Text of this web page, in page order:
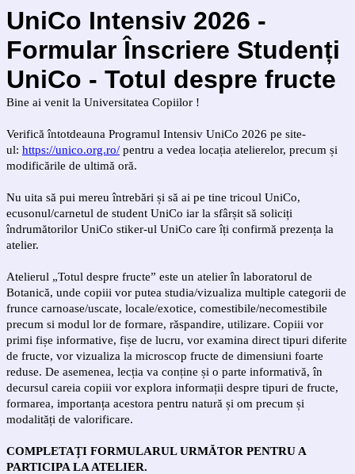
UniCo Intensiv 2026 -
Formular Înscriere Studenți
UniCo - Totul despre fructe
Bine ai venit la Universitatea Copiilor !
Verifică întotdeauna Programul Intensiv UniCo 2026 pe site-
ul: https://unico.org.ro/ pentru a vedea locația atelierelor, precum și
modificările de ultimă oră.
Nu uita să pui mereu întrebări și să ai pe tine tricoul UniCo,
ecusonul/carnetul de student UniCo iar la sfârșit să soliciți
îndrumătorilor UniCo stiker-ul UniCo care îți confirmă prezența la
atelier.
Atelierul „Totul despre fructe” este un atelierîn laboratorul de
Botanică, unde copiii vor putea studia/vizualiza multiple categorii de
frunce carnoase/uscate, locale/exotice, comestibile/necomestibile
precum si modul lor de formare, răspandire, utilizare. Copiii vor
primi fișe informative, fișe de lucru, vor examina direct tipuri diferite
de fructe, vor vizualiza la microscop fructe de dimensiuni foarte
reduse. De asemenea, lecția va conține și o parte informativă, în
decursul careia copiii vor explora informații despre tipuri de fructe,
formarea, importanța acestora pentru natură și om precum și
modalități de valorificare.
COMPLETAȚI FORMULARUL URMĂTOR PENTRU A
PARTICIPA LA ATELIER.